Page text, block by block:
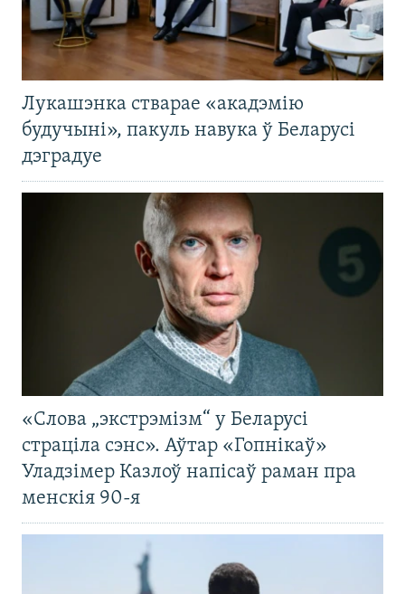
Лукашэнка стварае «акадэмію
будучыні», пакуль навука ў Беларусі
дэградуе
«Слова „экстрэмізм“ у Беларусі
страціла сэнс». Аўтар «Гопнікаў»
Уладзімер Казлоў напісаў раман пра
менскія 90-я